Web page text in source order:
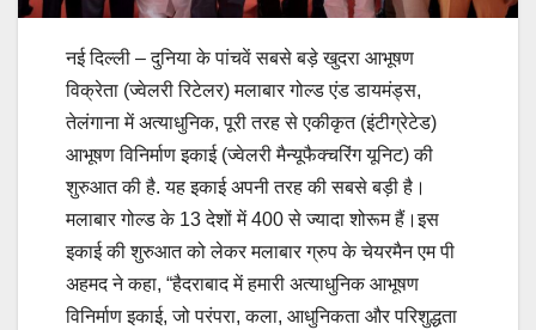
नई दिल्ली – दुनिया के पांचवें सबसे बड़े खुदरा आभूषण
विक्रेता (ज्वेलरी रिटेलर) मलाबार गोल्ड एंड डायमंड्स,
तेलंगाना में अत्याधुनिक, पूरी तरह से एकीकृत (इंटीग्रेटेड)
आभूषण विनिर्माण इकाई (ज्वेलरी मैन्यूफैक्चरिंग यूनिट) की
शुरुआत की है. यह इकाई अपनी तरह की सबसे बड़ी है।
मलाबार गोल्ड के 13 देशों में 400 से ज्यादा शोरूम हैं।इस
इकाई की शुरुआत को लेकर मलाबार ग्रुप के चेयरमैन एम पी
अहमद ने कहा, “हैदराबाद में हमारी अत्याधुनिक आभूषण
विनिर्माण इकाई, जो परंपरा, कला, आधुनिकता और परिशुद्धता